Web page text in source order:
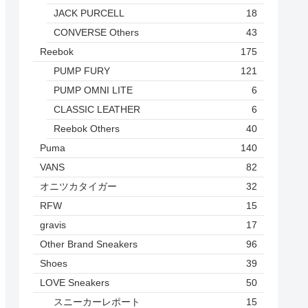
JACK PURCELL
18
CONVERSE Others
43
Reebok
175
PUMP FURY
121
PUMP OMNI LITE
6
CLASSIC LEATHER
6
Reebok Others
40
Puma
140
VANS
82
オニツカタイガー
32
RFW
15
gravis
17
Other Brand Sneakers
96
Shoes
39
LOVE Sneakers
50
スニーカーレポート
15